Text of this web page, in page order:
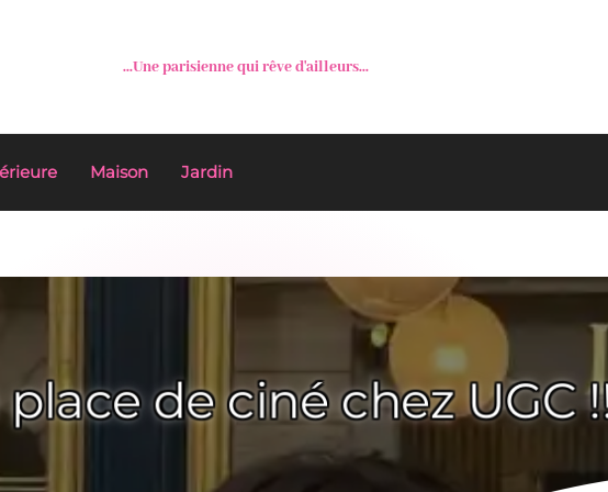
...Une parisienne qui rêve d'ailleurs...
Maison Jardin
de ciné chez UGC !!